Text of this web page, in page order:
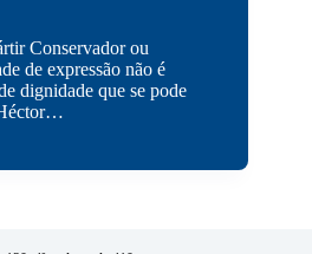
Conservador ou
de expressão não é
dignidade que se pode